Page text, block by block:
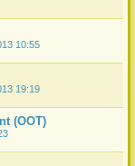
10:55
19:19
(OOT)